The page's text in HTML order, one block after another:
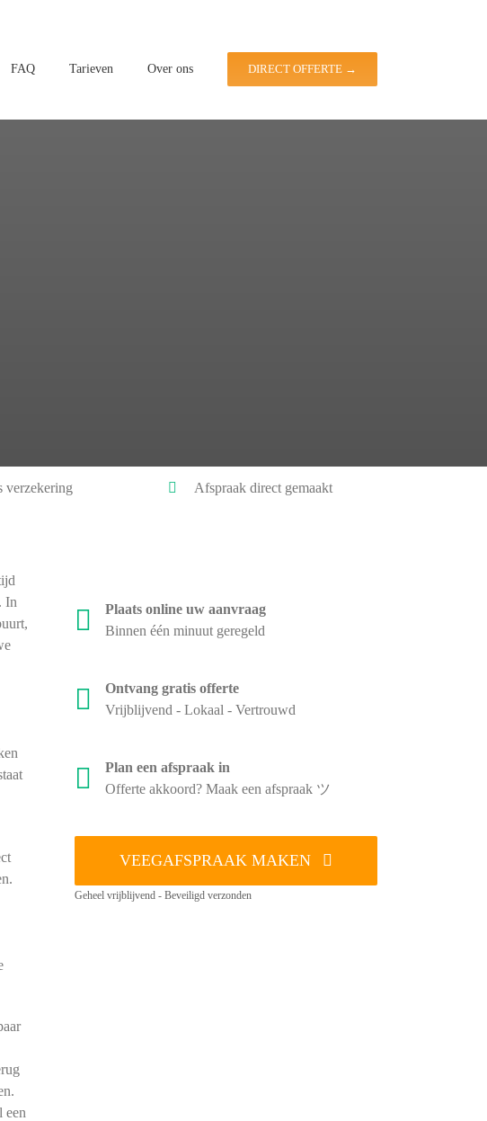
FAQ Tarieven Over ons DIRECT OFFERTE →
verzekering Afspraak direct gemaakt
In
een
Plaats online uw aanvraag
Binnen één minuut geregeld
Ontvang gratis offerte
Vrijblijvend - Lokaal - Vertrouwd
Plan een afspraak in
Offerte akkoord? Maak een afspraak ツ
VEEGAFSPRAAK MAKEN
Geheel vrijblijvend - Beveiligd verzonden